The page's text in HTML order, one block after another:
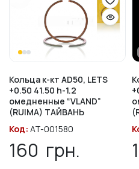
Кольца к-кт AD50, LETS
+0.50 41.50 h-1.2
омедненные “VLAND”
(RUIMA) ТАЙВАНЬ
Код: AT-001580
160 грн.